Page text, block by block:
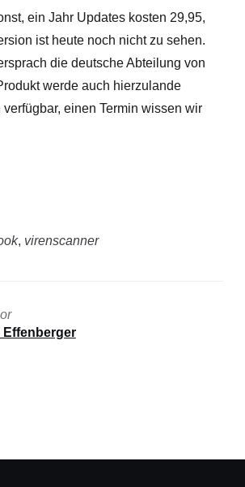
ein Jahr Updates kosten 29,95,
ist heute noch nicht zu sehen.
die deutsche Abteilung von
werde auch hierzulande
einen Termin wissen wir
, virenscanner
Effenberger